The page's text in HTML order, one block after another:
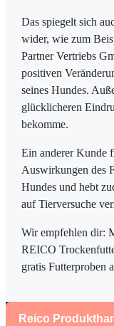
Das spiegelt sich
wider, wie zum
Partner Vertriebs
positiven
seines Hundes.
glücklicheren
bekomme.
Ein anderer Kunde
Auswirkungen des
Hundes und hebt
auf Tierversuche
Wir empfehlen dir:
REICO
gratis Futterproben
Reico